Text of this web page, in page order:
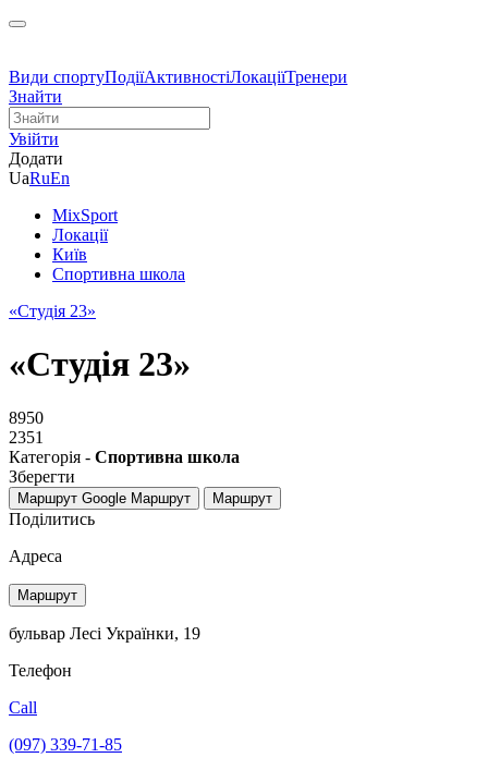
Види спортуПодіїАктивностіЛокаціїТренери
Знайти
Увійти
Додати
UaRuEn
MixSport
Локації
Київ
Спортивна школа
«Студія 23»
«Студія 23»
8950
2351
Категорія - Спортивна школа
Зберегти
Маршрут Google Маршрут Маршрут
Поділитись
Адреса
Маршрут
бульвар Лесі Українки, 19
Телефон
Call
(097) 339-71-85